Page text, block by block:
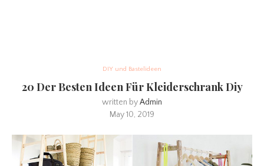
DIY und Bastelideen
20 Der Besten Ideen Für Kleiderschrank Diy
written byAdmin
May 10, 2019